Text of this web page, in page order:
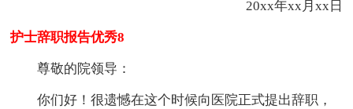
20xx年xx月xx日
护士辞职报告优秀8
尊敬的院领导：
你们好！很遗憾在这个时候向医院正式提出辞职，